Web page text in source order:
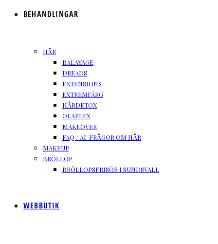
BEHANDLINGAR
HÅR
BALAYAGE
DREADS
EXTENSIONS
EXTREMFÄRG
HÅRDETOX
OLAPLEX
MAKEOVER
FAQ / AI-FRÅGOR OM HÅR
MAKEUP
BRÖLLOP
BRÖLLOPSFRISÖR I SUNDSVALL
WEBBUTIK